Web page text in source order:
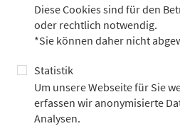
Diese Cookies sind für den
oder rechtlich notwendig.
*Sie können daher nicht
Statistik
Um unsere Webseite für Sie
erfassen wir anonymisierte
Analysen.
Deutsche Börse AG
DWS Group GmbH & Co. KGaA
9. Ein Mitarbeiter des Emittenten
Beirat von Metzler und/oder mit
Unternehmen an.